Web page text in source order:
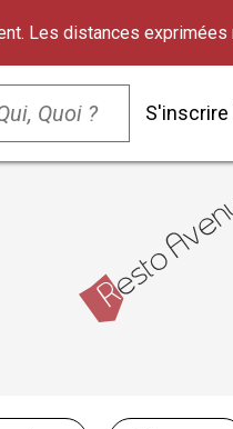
Les distances
S'inscrire